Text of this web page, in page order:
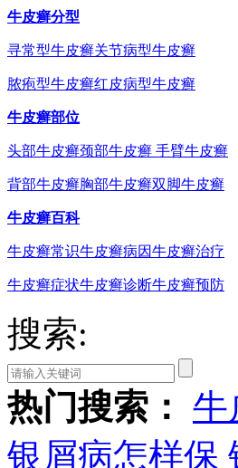
牛皮癣分型
寻常型牛皮癣关节病型牛皮癣
脓疱型牛皮癣红皮病型牛皮癣
牛皮癣部位
头部牛皮癣颈部牛皮癣 手臂牛皮癣
背部牛皮癣胸部牛皮癣双脚牛皮癣
牛皮癣百科
牛皮癣常识牛皮癣病因牛皮癣治疗
牛皮癣症状牛皮癣诊断牛皮癣预防
搜索:
热门搜索： 牛
银屑病怎样保